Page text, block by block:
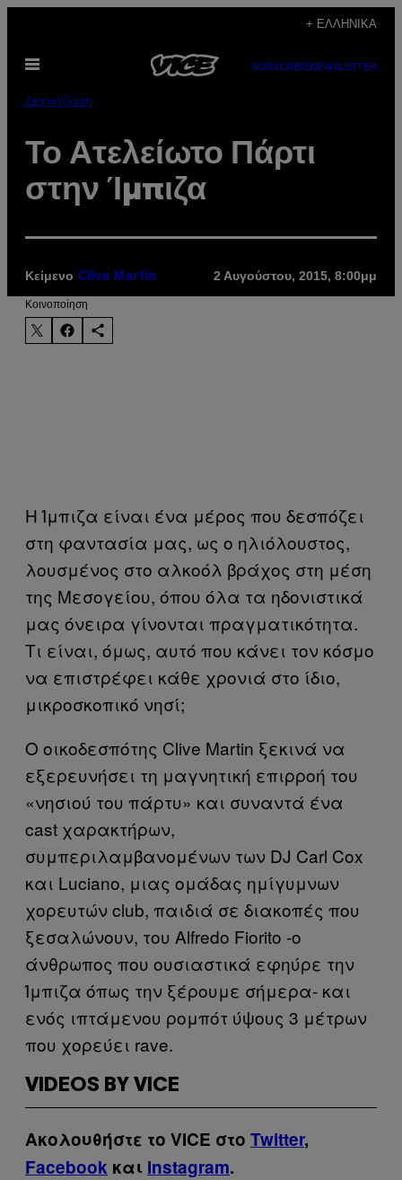
περιεχόμενο
+ ΕΛΛΗΝΙΚΆ
Ανοίξτε
SUBSCRIBENEWSLETTER
Διασκέδαση
Το Ατελείωτο Πάρτι
στην Ίμπιζα
Κείμενο Clive Martin 2 Αυγούστου, 2015, 8:00μμ
Kοινοποίηση
Η Ίμπιζα είναι ένα μέρος που δεσπόζει
στη φαντασία μας, ως ο ηλιόλουστος,
λουσμένος στο αλκοόλ βράχος στη μέση
της Μεσογείου, όπου όλα τα ηδονιστικά
μας όνειρα γίνονται πραγματικότητα.
Τι είναι, όμως, αυτό που κάνει τον κόσμο
να επιστρέφει κάθε χρονιά στο ίδιο,
μικροσκοπικό νησί;
Ο οικοδεσπότης Clive Martin ξεκινά να
εξερευνήσει τη μαγνητική επιρροή του
«νησιού του πάρτυ» και συναντά ένα
cast χαρακτήρων,
συμπεριλαμβανομένων των DJ Carl Cox
και Luciano, μιας ομάδας ημίγυμνων
χορευτών club, παιδιά σε διακοπές που
ξεσαλώνουν, του Alfredo Fiorito -ο
άνθρωπος που ουσιαστικά εφηύρε την
Ίμπιζα όπως την ξέρουμε σήμερα- και
ενός ιπτάμενου ρομπότ ύψους 3 μέτρων
που χορεύει rave.
VIDEOS BY VICE
Ακολουθήστε το VICE στο Twitter,
Facebook και Instagram.